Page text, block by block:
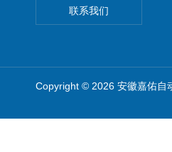
联系我们
Copyright © 2026 安徽嘉佑自